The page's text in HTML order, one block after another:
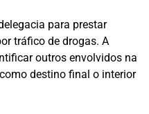
para prestar
tráfico de drogas. A
outros envolvidos na
destino final o interior